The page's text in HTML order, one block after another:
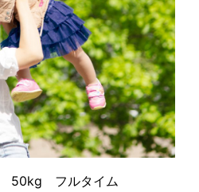
50kg フルタイム